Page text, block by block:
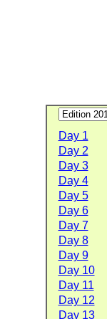
Day 1
Day 2
Day 3
Day 4
Day 5
Day 6
Day 7
Day 8
Day 9
Day 10
Day 11
Day 12
Day 13